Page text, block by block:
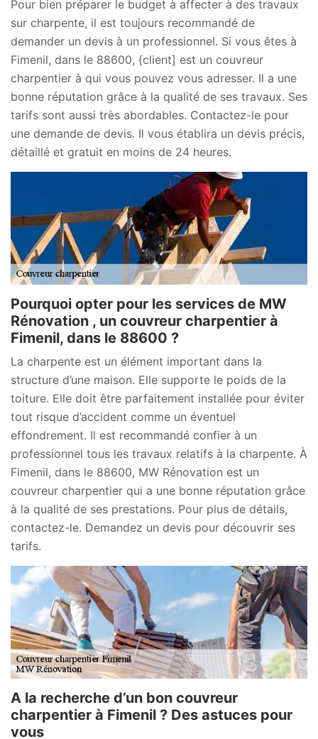
Pour bien préparer le budget à affecter à des travaux
sur charpente, il est toujours recommandé de
demander un devis à un professionnel. Si vous êtes à
Fimenil, dans le 88600, {client] est un couvreur
charpentier à qui vous pouvez vous adresser. Il a une
bonne réputation grâce à la qualité de ses travaux. Ses
tarifs sont aussi très abordables. Contactez-le pour
une demande de devis. Il vous établira un devis précis,
détaillé et gratuit en moins de 24 heures.
Pourquoi opter pour les services de MW
Rénovation , un couvreur charpentier à
Fimenil, dans le 88600 ?
La charpente est un élément important dans la
structure d’une maison. Elle supporte le poids de la
toiture. Elle doit être parfaitement installée pour éviter
tout risque d’accident comme un éventuel
effondrement. Il est recommandé confier à un
professionnel tous les travaux relatifs à la charpente. À
Fimenil, dans le 88600, MW Rénovation est un
couvreur charpentier qui a une bonne réputation grâce
à la qualité de ses prestations. Pour plus de détails,
contactez-le. Demandez un devis pour découvrir ses
tarifs.
A la recherche d’un bon couvreur
charpentier à Fimenil ? Des astuces pour
vous